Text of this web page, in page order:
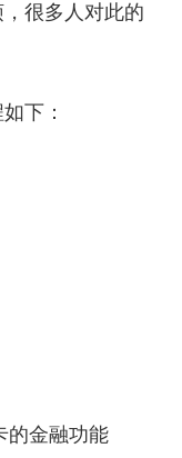
很多人对此的
下：
的金融功能